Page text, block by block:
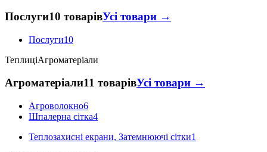
Послуги10 товарівУсі товари →
Послуги10
ТеплиціАгроматеріали
Агроматеріали11 товарівУсі товари →
Агроволокно6
Шпалерна сітка4
Теплозахисні екрани, Затемнюючі сітки1